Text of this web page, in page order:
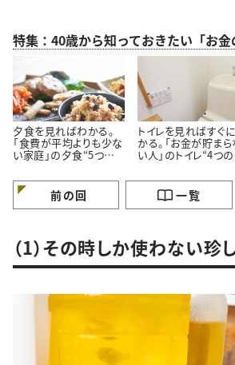
特集：40歳から知っておきたい「お金
夕食を見ればわかる。
「食費が平均よりも少な
い家庭」の夕食“5つの
トイレを見ればすぐ
かる。「お金が貯まら
い人」のトイレ“4つ
前の回 一覧
（1）その時しか使わない珍